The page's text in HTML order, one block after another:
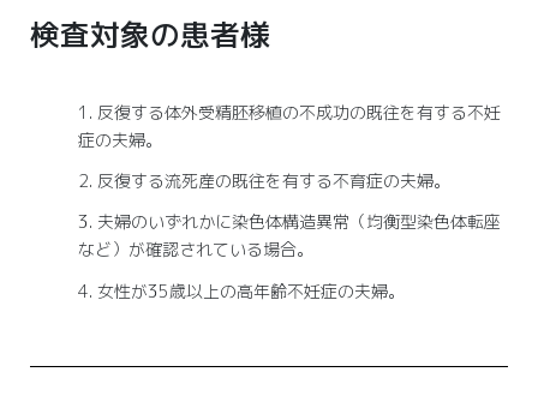
検査対象の患者様
反復する体外受精胚移植の不成功の既往を有する不妊
症の夫婦。
反復する流死産の既往を有する不育症の夫婦。
夫婦のいずれかに染色体構造異常（均衡型染色体転座
など）が確認されている場合。
女性が35歳以上の高年齢不妊症の夫婦。